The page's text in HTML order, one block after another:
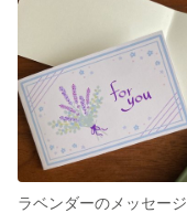
ラベンダーのメッセー